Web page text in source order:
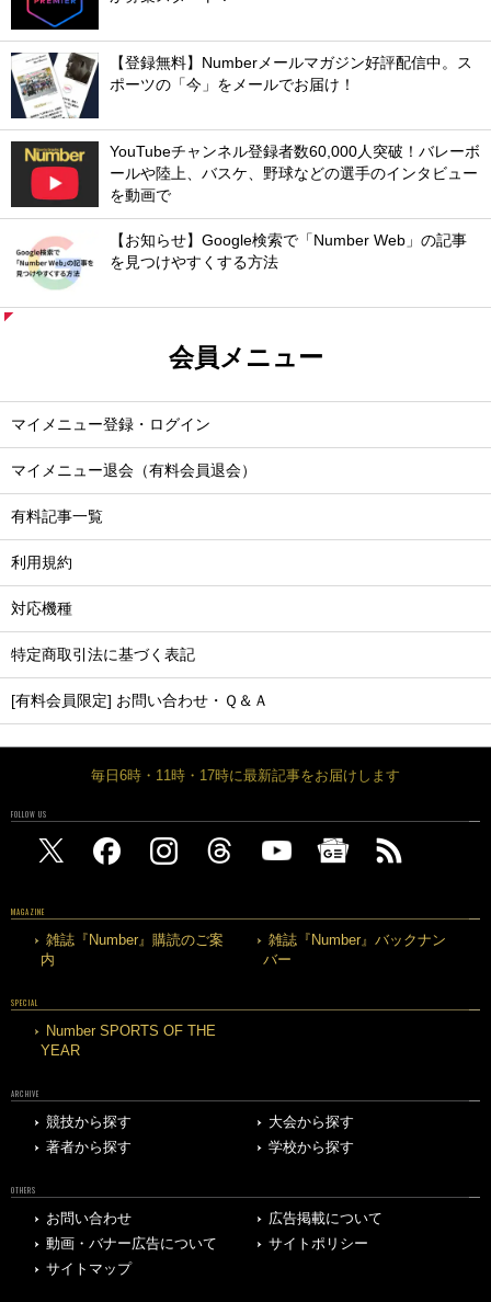
【登録無料】Numberメールマガジン好評配信中。ス
ポーツの「今」をメールでお届け！
YouTubeチャンネル登録者数60,000人突破！バレーボ
ールや陸上、バスケ、野球などの選手のインタビュー
を動画で
【お知らせ】Google検索で「Number Web」の記事
を見つけやすくする方法
会員メニュー
マイメニュー登録・ログイン
マイメニュー退会（有料会員退会）
有料記事一覧
利用規約
対応機種
特定商取引法に基づく表記
[有料会員限定] お問い合わせ・Ｑ＆Ａ
毎日6時・11時・17時に最新記事をお届けします
FOLLOW US
MAGAZINE
雑誌『Number』購読のご案
内
雑誌『Number』バックナン
バー
SPECIAL
Number SPORTS OF THE
YEAR
ARCHIVE
競技から探す
大会から探す
著者から探す
学校から探す
OTHERS
お問い合わせ
広告掲載について
動画・バナー広告について
サイトポリシー
サイトマップ